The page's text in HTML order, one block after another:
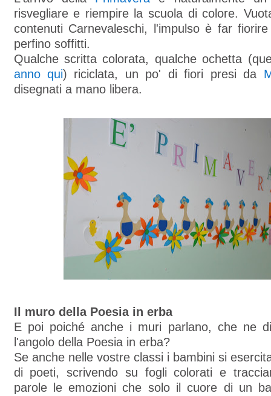
risvegliare e riempire la scuola di colore.
contenuti Carnevaleschi, l'impulso è far
perfino soffitti.
Qualche scritta colorata, qualche ochetta
anno qui) riciclata, un po' di fiori presi da
disegnati a mano libera.
Il muro della Poesia in erba
E poi poiché anche i muri parlano, che ne
l'angolo della Poesia in erba?
Se anche nelle vostre classi i bambini si
di poeti, scrivendo su fogli colorati e
parole le emozioni che solo il cuore di un